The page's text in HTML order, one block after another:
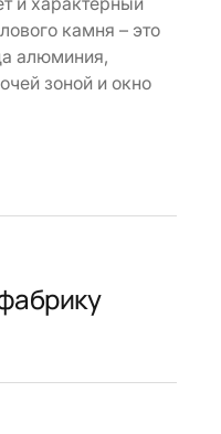
камня – это
алюминия,
зоной и окно